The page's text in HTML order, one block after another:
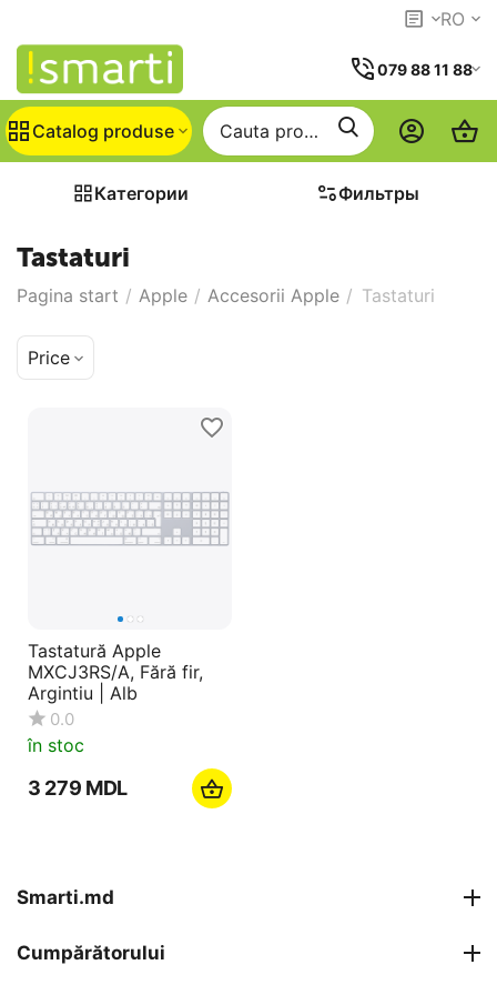
RO
079 88 11 88
Catalog produse
Категории Фильтры
Tastaturi
Pagina start / Apple / Accesorii Apple / Tastaturi
Price
Tastatură Apple
MXCJ3RS/A, Fără fir,
Argintiu | Alb
0.0
în stoc
3 279 MDL
Smarti.md
Cumpărătorului